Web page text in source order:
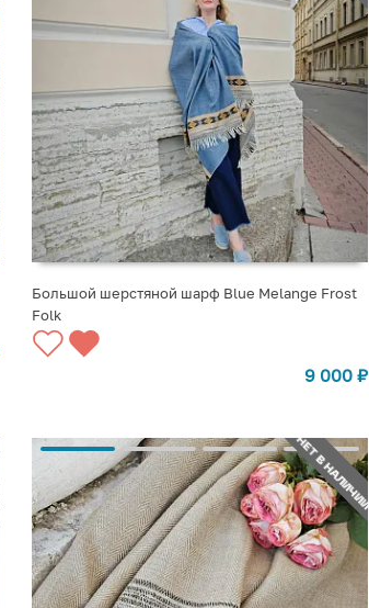
СООБЩИТЬ О ПОСТУПЛЕНИИ
Большой шерстяной шарф Blue Melange Frost
Folk
9 000 ₽
НЕТ В НАЛИЧИИ